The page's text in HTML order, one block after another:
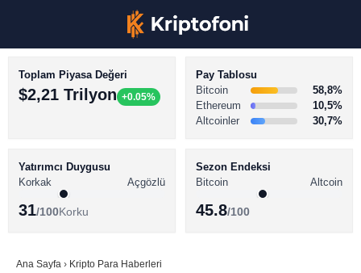
BİTCOİN HABERLERİ
ALTCOİN HABERLERİ
SÖZLÜK
Toplam Piyasa Değeri
$2,21 Trilyon +0.05%
Pay Tablosu
Bitcoin
58,8%
Ethereum
10,5%
Altcoinler
30,7%
Yatırımcı Duygusu
Korkak
Açgözlü
31/100Korku
Sezon Endeksi
Bitcoin
Altcoin
45.8/100
Ana Sayfa › Kripto Para Haberleri